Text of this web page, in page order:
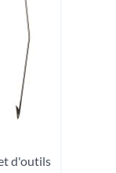
d'outils